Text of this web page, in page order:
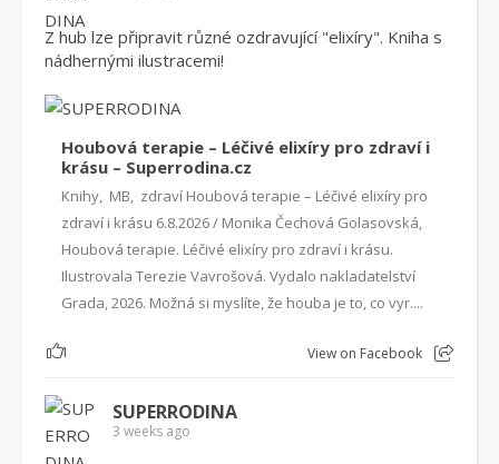
Z hub lze připravit různé ozdravující "elixíry". Kniha s
nádhernými ilustracemi!
Houbová terapie – Léčivé elixíry pro zdraví i
krásu – Superrodina.cz
Knihy, MB, zdraví Houbová terapie – Léčivé elixíry pro
zdraví i krásu 6.8.2026 / Monika Čechová Golasovská,
Houbová terapie. Léčivé elixíry pro zdraví i krásu.
Ilustrovala Terezie Vavrošová. Vydalo nakladatelství
Grada, 2026. Možná si myslíte, že houba je to, co vyr....
1 View on Facebook
SUPERRODINA
3 weeks ago